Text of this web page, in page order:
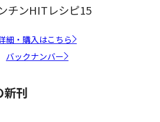
チンHITレシピ15
細・購入はこちら
バックナンバー
新刊